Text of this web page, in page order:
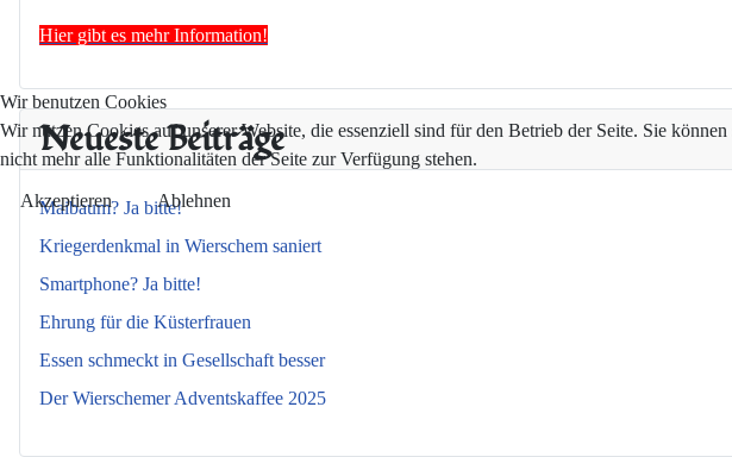
Hier gibt es mehr Information!
Neueste Beiträge
Maibaum? Ja bitte!
Kriegerdenkmal in Wierschem saniert
Smartphone? Ja bitte!
Ehrung für die Küsterfrauen
Essen schmeckt in Gesellschaft besser
Der Wierschemer Adventskaffee 2025
Wir benutzen Cookies
Wir nutzen Cookies auf unserer Website, die essenziell sind für den Betrieb der Seite. Sie
nicht mehr alle Funktionalitäten der Seite zur Verfügung stehen.
Akzeptieren Ablehnen